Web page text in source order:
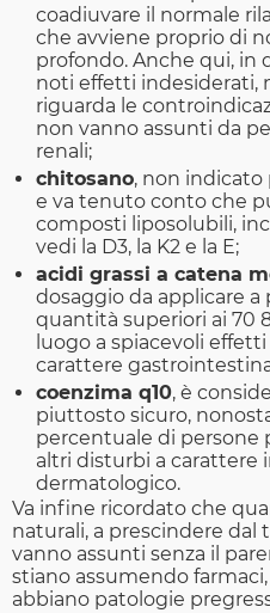
coadiuvare il normale
che avviene proprio di
profondo. Anche qui, in
noti effetti indesiderati,
riguarda le
non vanno assunti da
renali;
chitosano, non indicato
e va tenuto conto che
composti liposolubili,
vedi la D3, la K2 e la E;
acidi grassi a catena
dosaggio da applicare
quantità superiori ai 70
luogo a spiacevoli
carattere
coenzima q10, è
piuttosto sicuro,
percentuale di persone
altri disturbi a carattere
dermatologico.
Va infine ricordato che
naturali, a prescindere
vanno assunti senza il
stiano assumendo
abbiano patologie